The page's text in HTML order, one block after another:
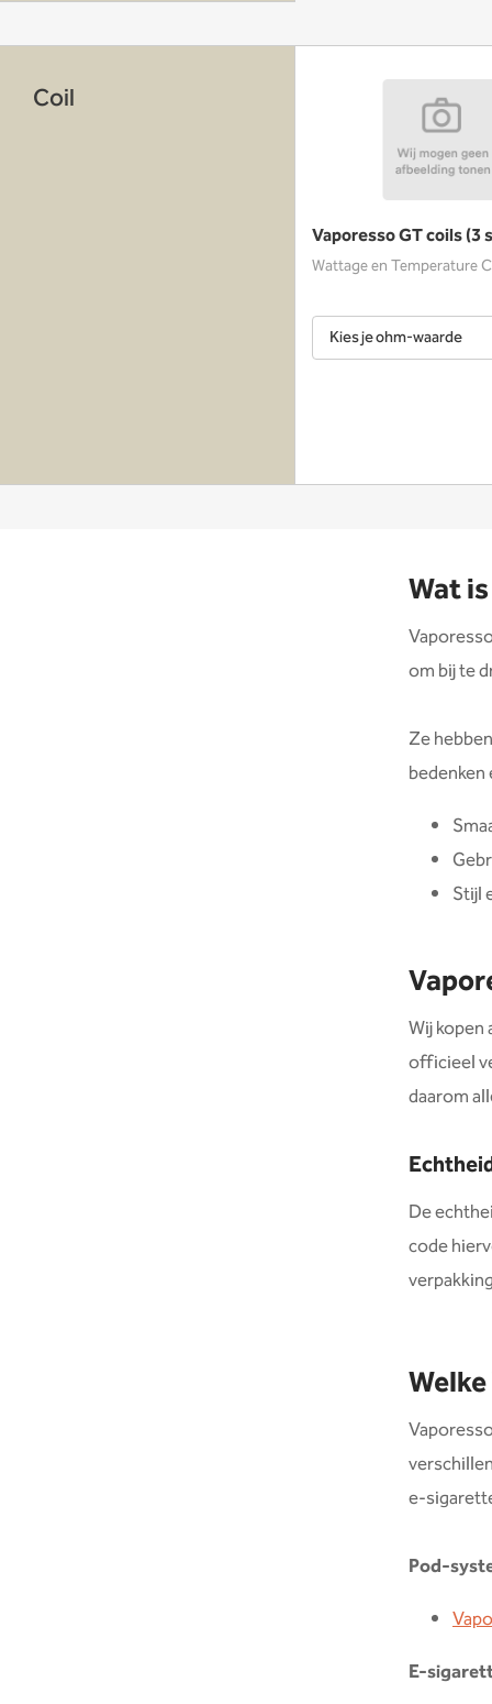
Coil
Vaporesso GT coils (3
Wattage en Temperature
Kies je ohm-waarde
Wat
om bij te
Ze
Stijl
Wij kopen
officieel
daarom
De
code
e-
Pod-
E-